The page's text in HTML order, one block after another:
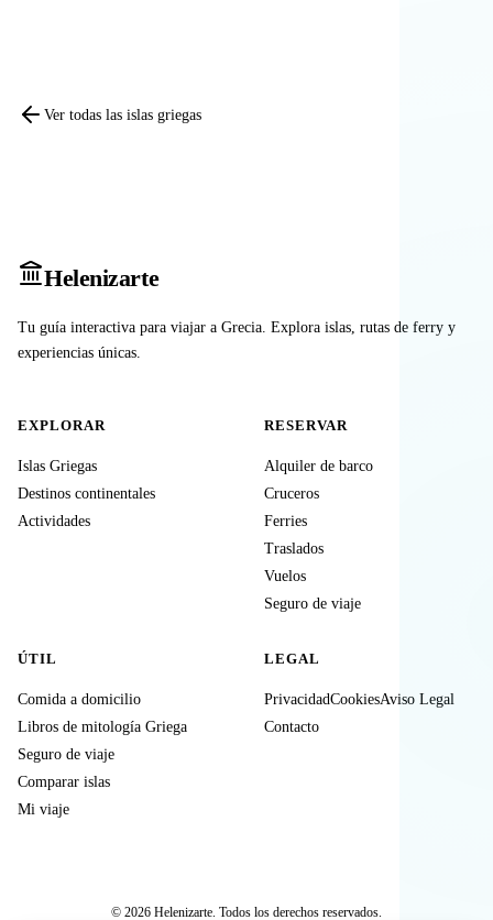
Ver todas las islas griegas
Helenizarte
Tu guía interactiva para viajar a Grecia. Explora islas, rutas de ferry y
experiencias únicas.
EXPLORAR
Islas Griegas
Destinos continentales
Actividades
RESERVAR
Alquiler de barco
Cruceros
Ferries
Traslados
Vuelos
Seguro de viaje
ÚTIL
Comida a domicilio
Libros de mitología Griega
Seguro de viaje
Comparar islas
Mi viaje
LEGAL
PrivacidadCookiesAviso Legal
Contacto
© 2026 Helenizarte. Todos los derechos reservados.